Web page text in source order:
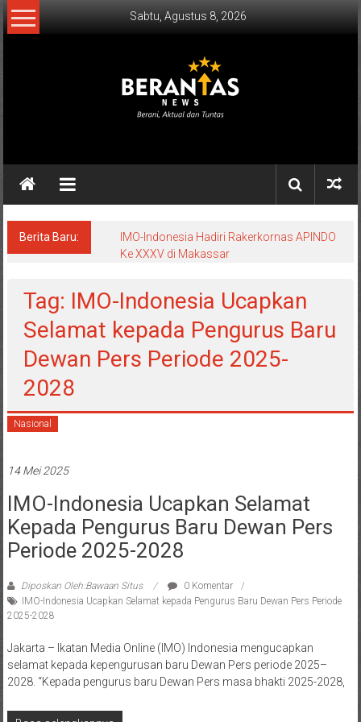
Lompat
ke
Sabtu, Agustus 8, 2026
NEWS
Aktual
Tuntas.
Berita Baru:
IMO-Indonesia Hadiri Rakerkornas APINDO
Ke XXXV di Makassar
Tag: IMO-Indonesia Ucapkan
Selamat kepada Pengurus Baru
Dewan Pers Periode 2025-
2028
Nasional
14 Mei 2025
IMO-Indonesia Ucapkan Selamat
Kepada Pengurus Baru Dewan Pers
Periode 2025-2028
Diposkan Oleh:Bawaan Situs
0 Komentar
IMO-Indonesia Ucapkan Selamat kepada Pengurus Baru Dewan Pers Periode
2025-2028
Jakarta – Ikatan Media Online (IMO) Indonesia mengucapkan
selamat kepada kepengurusan baru Dewan Pers periode 2025–
2028. “Kepada pengurus baru Dewan Pers masa bhakti 2025-2028,